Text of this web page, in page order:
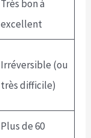
Très bon à
excellent
Irréversible (ou
très difficile)
Plus de 60